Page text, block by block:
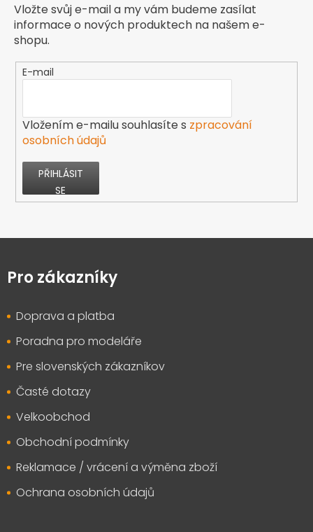
Vložte svůj e-mail a my vám budeme zasílat
informace o nových produktech na našem e-
shopu.
E-mail
Vložením e-mailu souhlasíte s zpracování
osobních údajů
PŘIHLÁSIT
SE
pPro zákazníky
Doprava a platba
Poradna pro modeláře
Pre slovenských zákazníkov
Časté dotazy
Velkoobchod
Obchodní podmínky
Reklamace / vrácení a výměna zboží
Ochrana osobních údajů